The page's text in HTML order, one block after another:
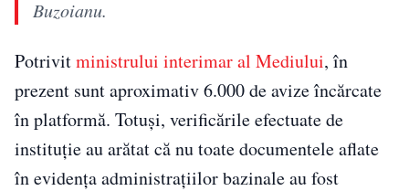
Buzoianu.
Potrivitministrului interimar al Mediului, în
prezent sunt aproximativ 6.000 de avize încărcate
în platformă. Totuși, verificările efectuate de
instituție au arătat că nu toate documentele aflate
în evidența administrațiilor bazinale au fost